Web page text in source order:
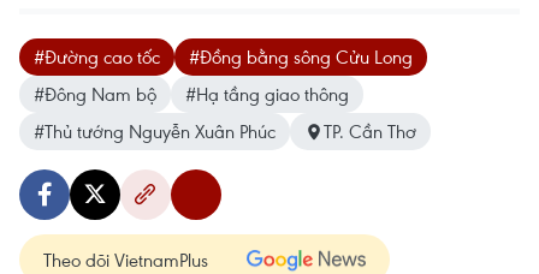
#Đường cao tốc
#Đồng bằng sông Cửu Long
#Đông Nam bộ
#Hạ tầng giao thông
#Thủ tướng Nguyễn Xuân Phúc
TP. Cần Thơ
Theo dõi VietnamPlus